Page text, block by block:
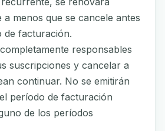
a menos que se cancele antes
de facturación.
responsables
suscripciones y cancelar a
continuar. No se emitirán
período de facturación
de los períodos